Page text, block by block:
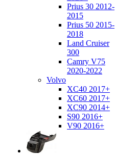
Prius 30 2012-
2015
Prius 50 2015-
2018
Land Cruiser
300
Camry V75
2020-2022
Volvo
XC40 2017+
XC60 2017+
XC90 2014+
S90 2016+
V90 2016+